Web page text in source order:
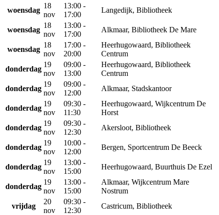
woensdag
18
nov
13:00 -
17:00
Langedijk, Bibliotheek
woensdag
18
nov
13:00 -
17:00
Alkmaar, Bibliotheek De Mare
woensdag
18
nov
17:00 -
20:00
Heerhugowaard, Bibliotheek
Centrum
donderdag
19
nov
09:00 -
13:00
Heerhugowaard, Bibliotheek
Centrum
donderdag
19
nov
09:00 -
12:00
Alkmaar, Stadskantoor
donderdag
19
nov
09:30 -
11:30
Heerhugowaard, Wijkcentrum De
Horst
donderdag
19
nov
09:30 -
12:30
Akersloot, Bibliotheek
donderdag
19
nov
10:00 -
12:00
Bergen, Sportcentrum De Beeck
donderdag
19
nov
13:00 -
15:00
Heerhugowaard, Buurthuis De Ezel
donderdag
19
nov
13:00 -
15:00
Alkmaar, Wijkcentrum Mare
Nostrum
vrijdag
20
nov
09:30 -
12:30
Castricum, Bibliotheek